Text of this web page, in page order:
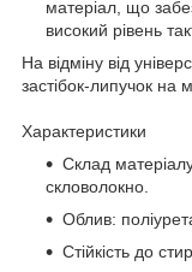
матеріал, що
високий рівень
На відміну від
застібок-липучок на
Характеристики
Склад
скловолокно.
Облив:
Стійкість до